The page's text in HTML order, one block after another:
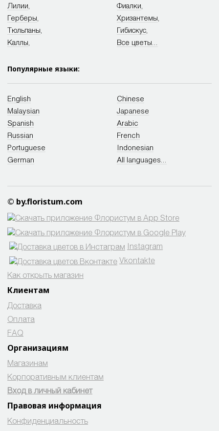
Лилии
Герберы
Тюльпаны
Каллы
Фиалки
Хризантемы
Гибискус
Все цветы...
Популярные языки:
English
Malaysian
Chinese
Japanese
Spanish
Russian
Arabic
French
Portuguese
German
Indonesian
All languages...
© by.floristum.com
Instagram
Vkontakte
Как открыть магазин
Клиентам
Доставка
Оплата
FAQ
Организациям
Магазинам
Корпоративным клиентам
Вход в личный кабинет
Правовая информация
Конфиденциальность